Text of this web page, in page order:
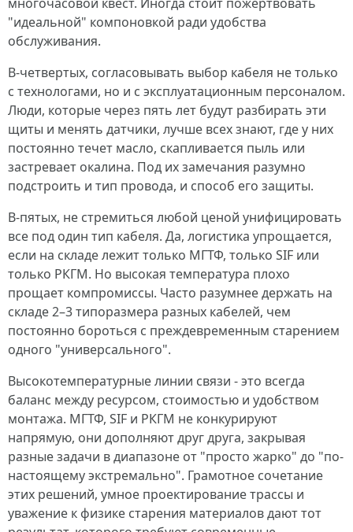
"идеальной" компоновкой ради удобства
обслуживания.
В-четвертых, согласовывать выбор кабеля не только
с технологами, но и с эксплуатационным персоналом.
Люди, которые через пять лет будут разбирать эти
щиты и менять датчики, лучше всех знают, где у них
постоянно течет масло, скапливается пыль или
застревает окалина. Под их замечания разумно
подстроить и тип провода, и способ его защиты.
В-пятых, не стремиться любой ценой унифицировать
все под один тип кабеля. Да, логистика упрощается,
если на складе лежит только МГТФ, только SIF или
только РКГМ. Но высокая температура плохо
прощает компромиссы. Часто разумнее держать на
складе 2–3 типоразмера разных кабелей, чем
постоянно бороться с преждевременным старением
одного "универсального".
Высокотемпературные линии связи - это всегда
баланс между ресурсом, стоимостью и удобством
монтажа. МГТФ, SIF и РКГМ не конкурируют
напрямую, они дополняют друг друга, закрывая
разные задачи в диапазоне от "просто жарко" до "по-
настоящему экстремально". Грамотное сочетание
этих решений, умное проектирование трассы и
уважение к физике старения материалов дают тот